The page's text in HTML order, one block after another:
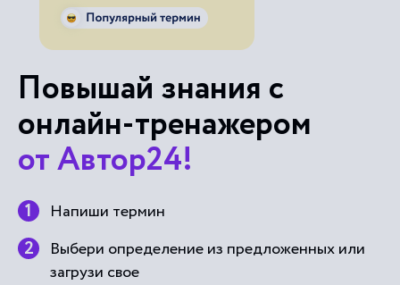
Повышай знания с
онлайн-тренажером
от Автор24!
Напиши термин
Выбери определение из предложенных или
загрузи свое